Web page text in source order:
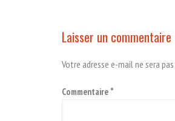
Laisser un commentaire
Votre adresse e-mail ne sera
Commentaire *